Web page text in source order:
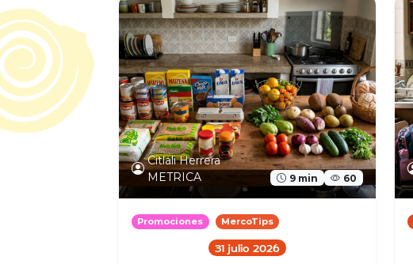
Citlali Herrera
METRICA
9 min 60
Promociones MercoTips
31 julio 2026